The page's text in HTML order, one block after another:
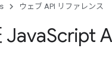
ウェブ API リファレンス
JavaScript